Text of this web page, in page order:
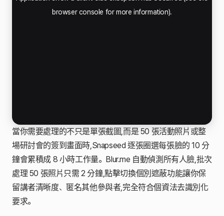
當你需要處理的不只是單張截圖,而是 50 張活動照片或整
場研討會的簽到畫面時,Snapseed 逐張圈選每張臉的 10 分
鐘會累積成 8 小時工作量。Blur.me 自動偵測所有人臉,批次
處理 50 張照片只需 2 分鐘,點擊切換個別遮蔽功能讓你保
留講者清晰度、匿名其他參與者,完全符合個資法去識別化
要求。